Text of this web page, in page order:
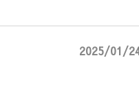
2025/01/